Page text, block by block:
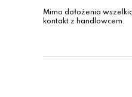
Mimo dołożenia
kontakt z handlowcem.